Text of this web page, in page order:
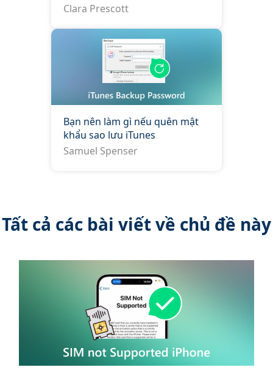
Clara Prescott
Bạn nên làm gì nếu quên mật
khẩu sao lưu iTunes
Samuel Spenser
Tất cả các bài viết về chủ đề này